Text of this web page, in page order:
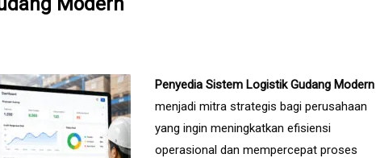
Penyedia Sistem Logistik Gudang Modern
menjadi mitra strategis bagi perusahaan
yang ingin meningkatkan efisiensi
operasional dan mempercepat proses